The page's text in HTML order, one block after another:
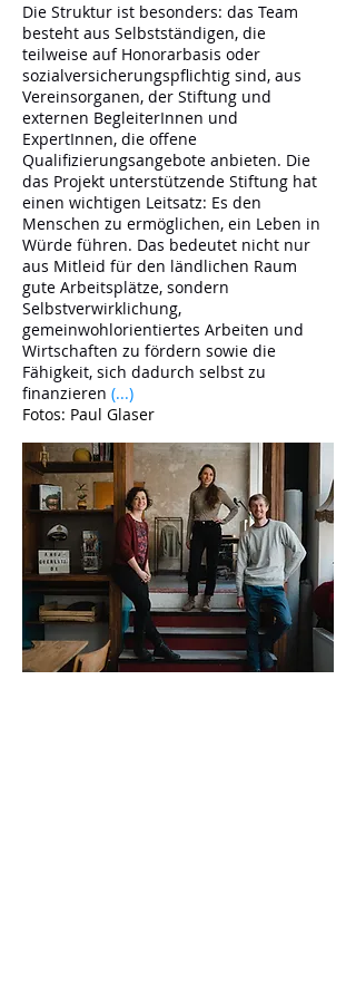
Die Struktur ist besonders: das Team
besteht aus Selbstständigen, die
teilweise auf Honorarbasis oder
sozialversicherungspflichtig sind, aus
Vereinsorganen, der Stiftung und
externen BegleiterInnen und
ExpertInnen, die offene
Qualifizierungsangebote anbieten. Die
das Projekt unterstützende Stiftung hat
einen wichtigen Leitsatz: Es den
Menschen zu ermöglichen, ein Leben in
Würde führen. Das bedeutet nicht nur
aus Mitleid für den ländlichen Raum
gute Arbeitsplätze, sondern
Selbstverwirklichung,
gemeinwohlorientiertes Arbeiten und
Wirtschaften zu fördern sowie die
Fähigkeit, sich dadurch selbst zu
finanzieren (...)
Fotos: Paul Glaser